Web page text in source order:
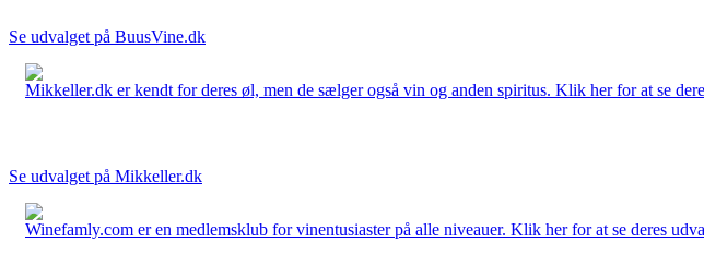
Se udvalget på BuusVine.dk
Mikkeller.dk er kendt for deres øl, men de sælger også vin og anden spiritus. Klik her for at se
Se udvalget på Mikkeller.dk
Winefamly.com er en medlemsklub for vinentusiaster på alle niveauer. Klik her for at se deres